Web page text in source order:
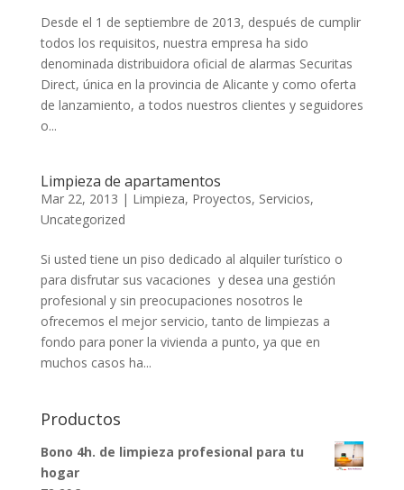
Desde el 1 de septiembre de 2013, después de cumplir
todos los requisitos, nuestra empresa ha sido
denominada distribuidora oficial de alarmas Securitas
Direct, única en la provincia de Alicante y como oferta
de lanzamiento, a todos nuestros clientes y seguidores
o...
Limpieza de apartamentos
Mar 22, 2013 | Limpieza, Proyectos, Servicios,
Uncategorized
Si usted tiene un piso dedicado al alquiler turístico o
para disfrutar sus vacaciones y desea una gestión
profesional y sin preocupaciones nosotros le
ofrecemos el mejor servicio, tanto de limpiezas a
fondo para poner la vivienda a punto, ya que en
muchos casos ha...
Productos
Bono 4h. de limpieza profesional para tu
hogar